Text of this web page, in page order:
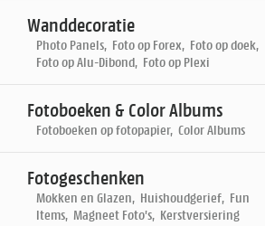
Wanddecoratie
Photo Panels, Foto op Forex, Foto op doek,
Foto op Alu-Dibond, Foto op Plexi
Fotoboeken & Color Albums
Fotoboeken op fotopapier, Color Albums
Fotogeschenken
Mokken en Glazen, Huishoudgerief, Fun
Items, Magneet Foto's, Kerstversiering